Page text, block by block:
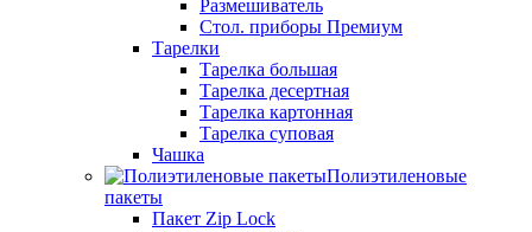
Размешиватель
Стол. приборы Премиум
Тарелки
Тарелка большая
Тарелка десертная
Тарелка картонная
Тарелка суповая
Чашка
Полиэтиленовые
пакеты
Пакет Zip Lock